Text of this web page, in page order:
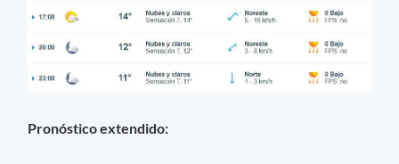
Pronóstico extendido: